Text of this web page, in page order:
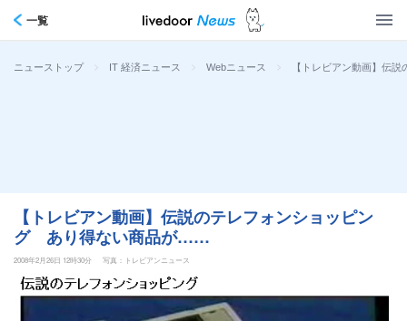
一覧
ニューストップ > IT 経済ニュース > Webニュース > 【トレビアン動画】伝
【トレビアン動画】伝説のテレフォンショッピン
グ あり得ない商品が……
2008年2月26日 12時30分 写真：トレビアンニュース